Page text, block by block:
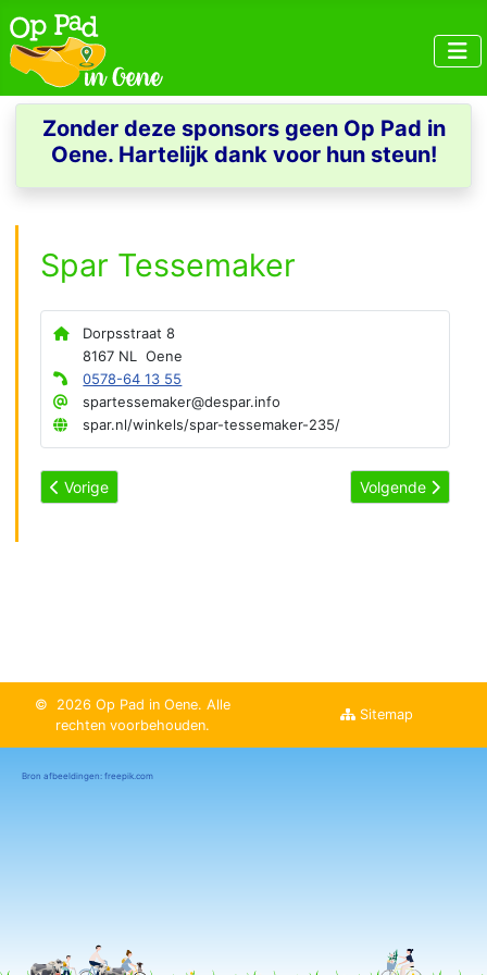
Zonder deze sponsors geen Op Pad in
Oene. Hartelijk dank voor hun steun!
Spar Tessemaker
Dorpsstraat 8
8167 NL Oene
0578-64 13 55
spartessemaker@despar.info
spar.nl/winkels/spar-tessemaker-235/
Vorig artikel: Slagerij Ter Weele en Zn
Vorige Volgende artikel:
Volgende
© 2026 Op Pad in Oene. Alle
rechten voorbehouden.
 Sitemap
Bron afbeeldingen: freepik.com